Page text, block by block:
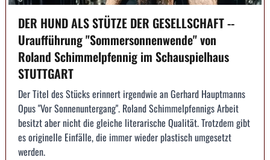
DER HUND ALS STÜTZE DER GESELLSCHAFT --
Uraufführung "Sommersonnenwende" von
Roland Schimmelpfennig im Schauspielhaus
STUTTGART
Der Titel des Stücks erinnert irgendwie an Gerhard Hauptmanns
Opus "Vor Sonnenuntergang". Roland Schimmelpfennigs Arbeit
besitzt aber nicht die gleiche literarische Qualität. Trotzdem gibt
es originelle Einfälle, die immer wieder plastisch umgesetzt
werden.